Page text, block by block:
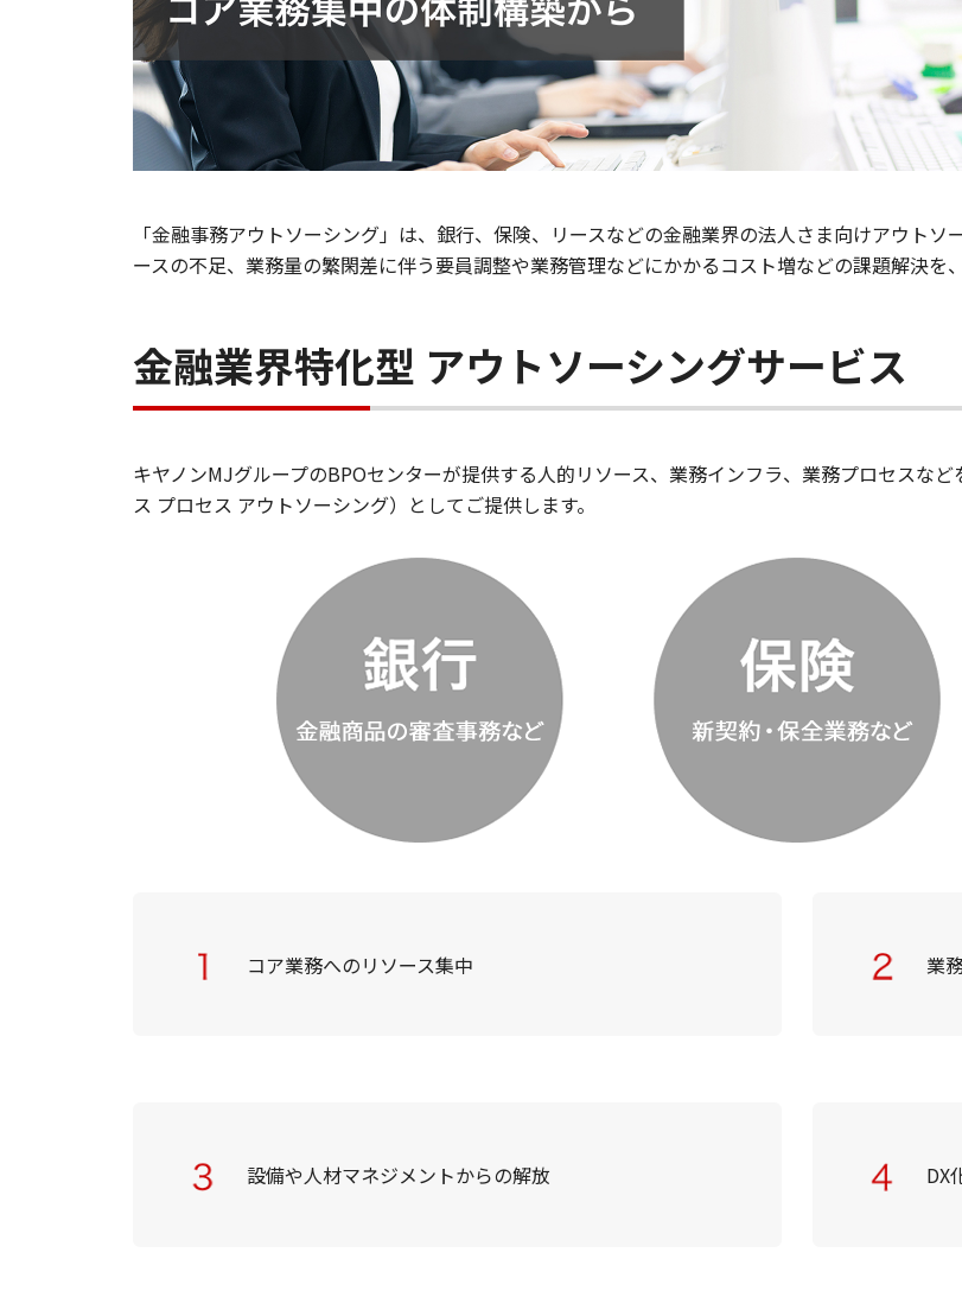
「金融事務アウトソーシング」は、銀行、保険、リースなどの金融業界の法人さま向けアウト
ースの不足、業務量の繁閑差に伴う要員調整や業務管理などにかかるコスト増などの課題解決を
金融業界特化型 アウトソーシングサービス
キヤノンMJグループのBPOセンターが提供する人的リソース、業務インフラ、業務プロセスな
ス プロセス アウトソーシング）としてご提供します。
コア業務へのリソース集中 業
設備や人材マネジメントからの解放 DX